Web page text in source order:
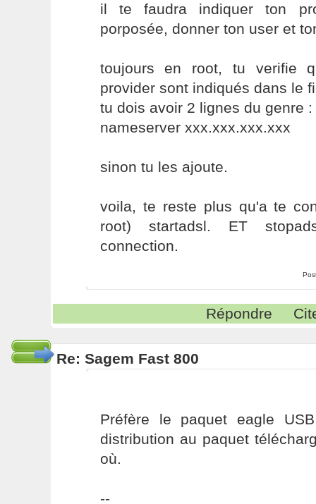
il te faudra indiquer ton
porposée, donner ton user et
toujours en root, tu verifie
provider sont indiqués dans le
tu dois avoir 2 lignes du genre :
nameserver xxx.xxx.xxx.xxx
sinon tu les ajoute.
voila, te reste plus qu'a te
root) startadsl. ET
connection.
Répondre
Re: Sagem Fast 800
Préfère le paquet eagle
distribution au paquet
où.
--